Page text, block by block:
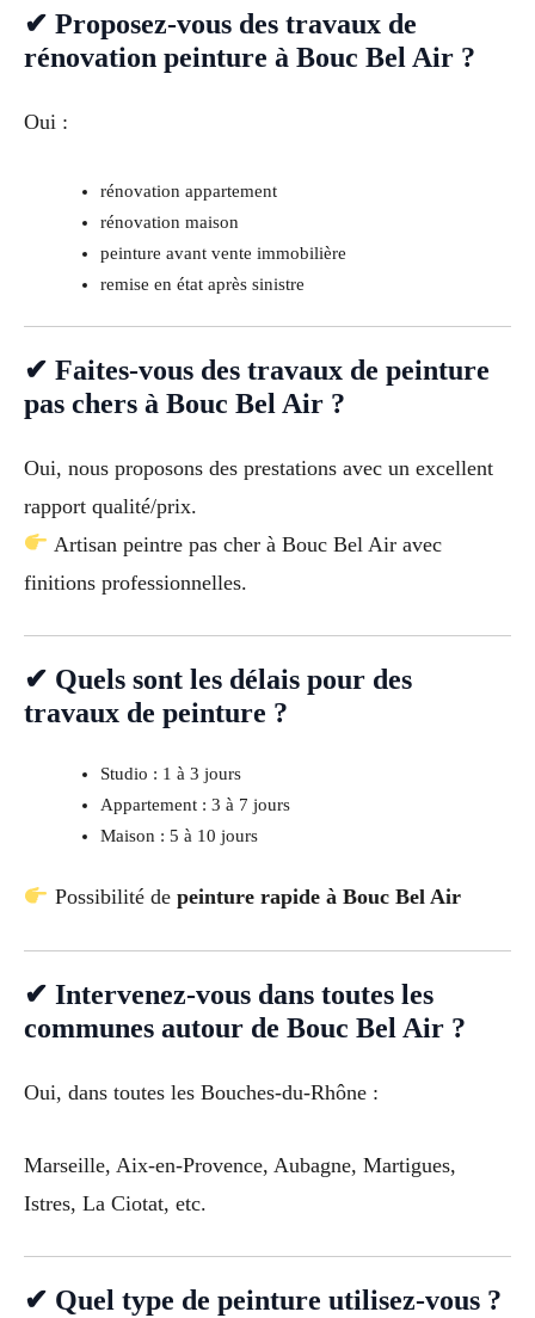
✔ Proposez-vous des travaux de
rénovation peinture à Bouc Bel Air ?
Oui :
rénovation appartement
rénovation maison
peinture avant vente immobilière
remise en état après sinistre
✔ Faites-vous des travaux de peinture
pas chers à Bouc Bel Air ?
Oui, nous proposons des prestations avec un excellent
rapport qualité/prix.
Artisan peintre pas cher à Bouc Bel Air avec
finitions professionnelles.
✔ Quels sont les délais pour des
travaux de peinture ?
Studio : 1 à 3 jours
Appartement : 3 à 7 jours
Maison : 5 à 10 jours
Possibilité de peinture rapide à Bouc Bel Air
✔ Intervenez-vous dans toutes les
communes autour de Bouc Bel Air ?
Oui, dans toutes les Bouches-du-Rhône :
Marseille, Aix-en-Provence, Aubagne, Martigues,
Istres, La Ciotat, etc.
✔ Quel type de peinture utilisez-vous ?